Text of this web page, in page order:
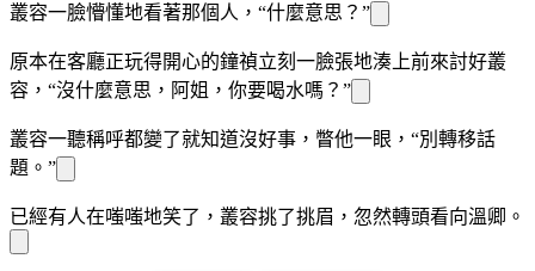
叢容一臉懵懂地看著那個人，“什麼意思？”
原本在客廳正玩得開心的鐘禎立刻一臉張地湊上前來討好叢
容，“沒什麼意思，阿姐，你要喝水嗎？”
叢容一聽稱呼都變了就知道沒好事，瞥他一眼，“別轉移話
題。”
已經有人在嗤嗤地笑了，叢容挑了挑眉，忽然轉頭看向溫卿。